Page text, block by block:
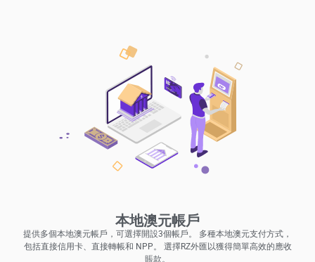
本地澳元帳戶
提供多個本地澳元帳戶，可選擇開設3個帳戶。 多種本地澳元支付方式，
包括直接信用卡、直接轉帳和 NPP。 選擇RZ外匯以獲得簡單高效的應收
賬款。